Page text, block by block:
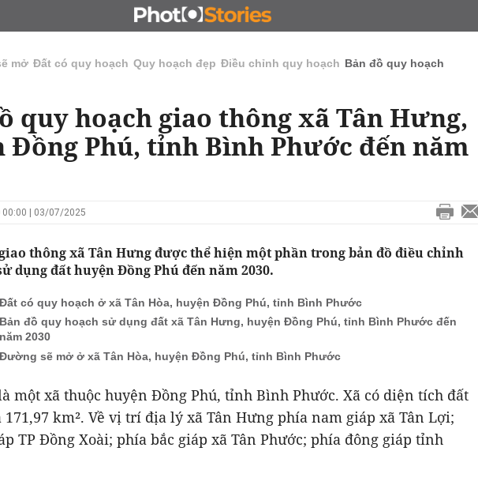
ĐẤU GIÁ - ĐẤU THẦU KINH DOANH
mở Đất có quy hoạch Quy hoạch đẹp Điều chỉnh quy hoạch Bản đồ quy hoạch
quy hoạch giao thông xã Tân Hưng,
Đồng Phú, tỉnh Bình Phước đến năm
00:00 | 03/07/2025
thông xã Tân Hưng được thể hiện một phần trong bản đồ điều chỉnh
dụng đất huyện Đồng Phú đến năm 2030.
Đất có quy hoạch ở xã Tân Hòa, huyện Đồng Phú, tỉnh Bình Phước
Bản đồ quy hoạch sử dụng đất xã Tân Hưng, huyện Đồng Phú, tỉnh Bình Phước đến
năm 2030
Đường sẽ mở ở xã Tân Hòa, huyện Đồng Phú, tỉnh Bình Phước
một xã thuộc huyện Đồng Phú, tỉnh Bình Phước. Xã có diện tích đất
km². Về vị trí địa lý xã Tân Hưng phía nam giáp xã Tân Lợi;
TP Đồng Xoài; phía bắc giáp xã Tân Phước; phía đông giáp tỉnh